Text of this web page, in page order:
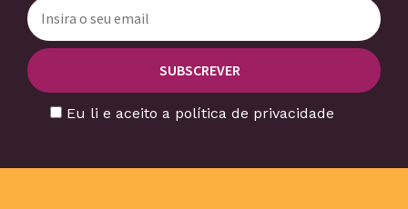
Eu li e aceito a política de privacidade